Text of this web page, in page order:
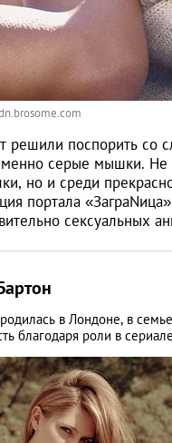
Пхукет
Санкт-Петербург
решили поспорить со
серые мышки. Не
но и среди
портала
сексуальных
в Лондоне, в
благодаря роли в